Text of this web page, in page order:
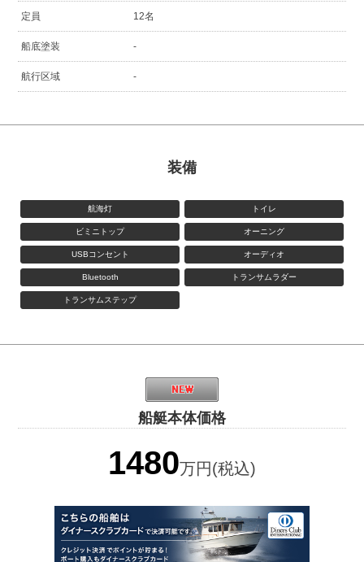
定員 12名
船底塗装 -
航行区域 -
装備
航海灯 トイレ
ビミニトップ オーニング
USBコンセント オーディオ
Bluetooth トランサムラダー
トランサムステップ
船艇本体価格
1480万円(税込)